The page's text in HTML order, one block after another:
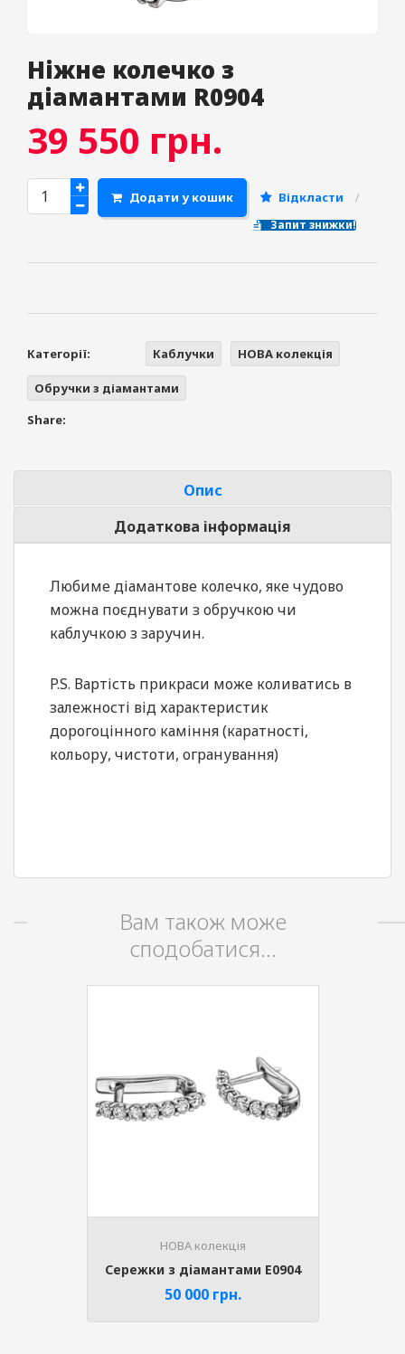
Ніжне колечко з
діамантами R0904
39 550 грн.
Додати у кошик Відкласти
Запит знижки!
Категорії: Каблучки НОВА колекція
Обручки з діамантами
Share:
Опис
Додаткова інформація
Любиме діамантове колечко, яке чудово
можна поєднувати з обручкою чи
каблучкою з заручин.
P.S. Вартість прикраси може коливатись в
залежності від характеристик
дорогоцінного каміння (каратності,
кольору, чистоти, огранування)
Вам також може
сподобатися…
НОВА колекція
Сережки з діамантами E0904
50 000 грн.